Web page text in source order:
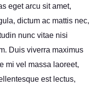
eget arcu sit amet,
dictum ac mattis nec,
nunc vitae nisi
Duis viverra maximus
mi vel massa laoreet,
est lectus,